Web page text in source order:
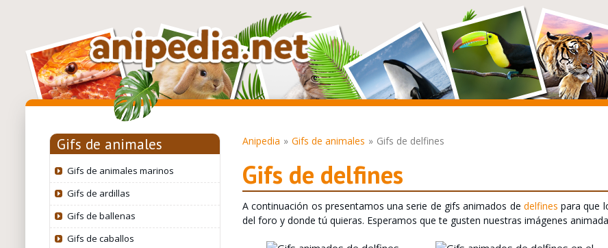
Gifs de animales
Gifs de animales marinos
Gifs de ardillas
Gifs de ballenas
Gifs de caballos
Anipedia Gifs de animales Gifs de delfines
Gifs de delfines
A continuación os presentamos una serie de gifs animados de delfines para que
del foro y donde tú quieras. Esperamos que te gusten nuestras imágenes